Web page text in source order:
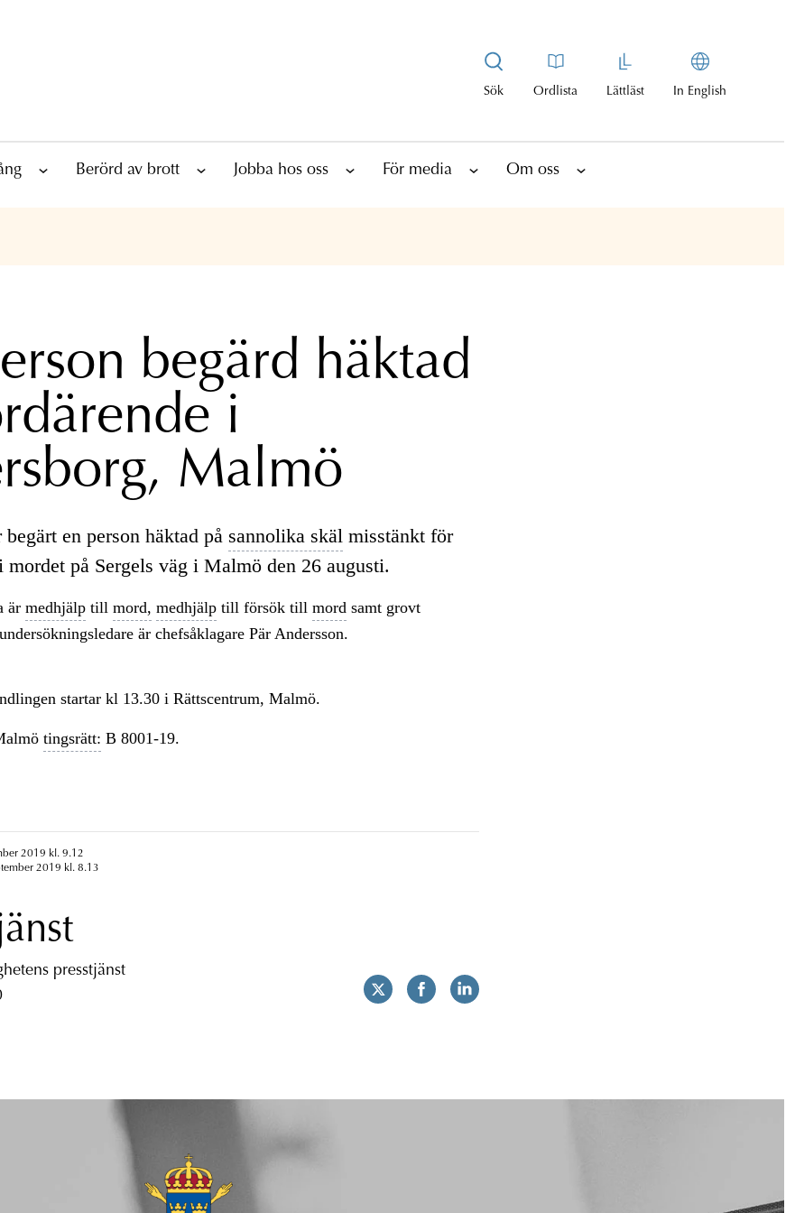
Sök Ordlista Lättläst In English
Berörd av brott Jobba hos oss För media Om oss
begärd häktad
i
Malmö
en person häktad på sannolika skäl misstänkt för
på Sergels väg i Malmö den 26 augusti.
är medhjälptill mord, medhjälptill försök till mord samt grovt
är chefsåklagare Pär Andersson.
startar kl 13.30 i Rättscentrum, Malmö.
tingsrätt: B 8001-19.
2019 kl. 9.12
2019 kl. 8.13
presstjänst